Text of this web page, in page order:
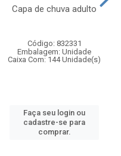
Capa de chuva adulto
Código: 832331
Embalagem: Unidade
Caixa Com: 144 Unidade(s)
Faça seu login ou
cadastre-se para
comprar.